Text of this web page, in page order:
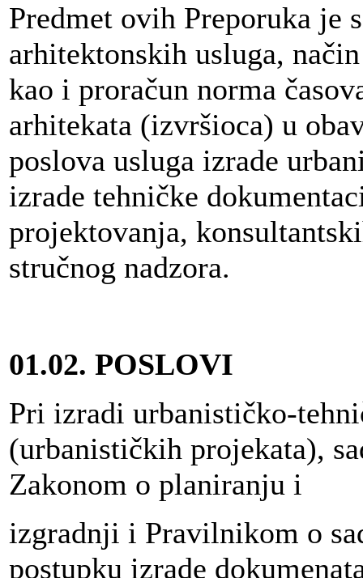
Predmet ovih Preporuka je
arhitektonskih usluga,
kao i proračun norma
arhitekata (izvršioca) u
poslova usluga izrade
izrade tehničke
projektovanja,
stručnog nadzora.
01.02. POSLOVI
Pri izradi urbanističko-
(urbanističkih projekata),
Zakonom o planiranju i
izgradnji i Pravilnikom o
postupku izrade